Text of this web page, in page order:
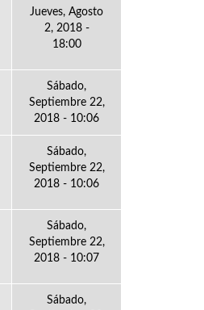
Jueves, Agosto
2, 2018 -
18:00
Sábado,
Septiembre 22,
2018 - 10:06
Sábado,
Septiembre 22,
2018 - 10:06
Sábado,
Septiembre 22,
2018 - 10:07
Sábado,